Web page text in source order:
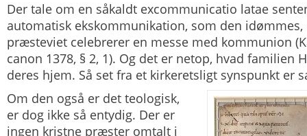
Der tale om en såkaldt excommunicatio latae
automatisk ekskommunikation, som den
præsteviet celebrerer en messe med kommunion
canon 1378, § 2, 1). Og det er netop, hvad familien
deres hjem. Så set fra et kirkeretsligt synspunkt er
Om den også er det teologisk,
er dog ikke så entydig. Der er
ingen kristne præster omtalt i